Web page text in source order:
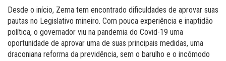
Desde o início, Zema tem encontrado dificuldades de aprovar suas
pautas no Legislativo mineiro. Com pouca experiência e inaptidão
política, o governador viu na pandemia do Covid-19 uma
oportunidade de aprovar uma de suas principais medidas, uma
draconiana reforma da previdência, sem o barulho e o incômodo